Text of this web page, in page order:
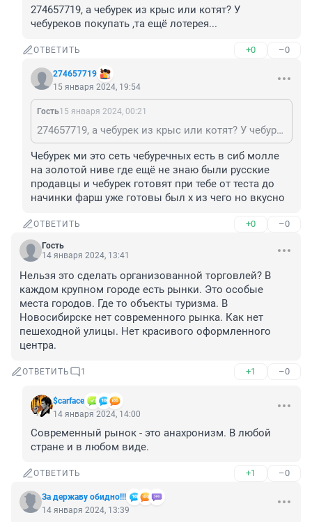
274657719, а чебурек из крыс или котят? У
чебуреков покупать ,та ещё лотерея...
ОТВЕТИТЬ +0 –0
274657719
15 января 2024, 19:54
Гость15 января 2024, 00:21
274657719, а чебурек из крыс или котят? У чебуреков покупать ,та ещё лотерея...
Чебурек ми это сеть чебуречных есть в сиб молле
на золотой ниве где ещё не знаю были русские
продавцы и чебурек готовят при тебе от теста до
начинки фарш уже готовы был х из чего но вкусно
ОТВЕТИТЬ +0 –0
Гость
14 января 2024, 13:41
Нельзя это сделать организованной торговлей? В
каждом крупном городе есть рынки. Это особые
места городов. Где то объекты туризма. В
Новосибирске нет современного рынка. Как нет
пешеходной улицы. Нет красивого оформленного
центра.
ОТВЕТИТЬ 1 +1 –0
$carface
14 января 2024, 14:00
Современный рынок - это анахронизм. В любой
стране и в любом виде.
ОТВЕТИТЬ +1 –0
За державу обидно!!!
14 января 2024, 13:39